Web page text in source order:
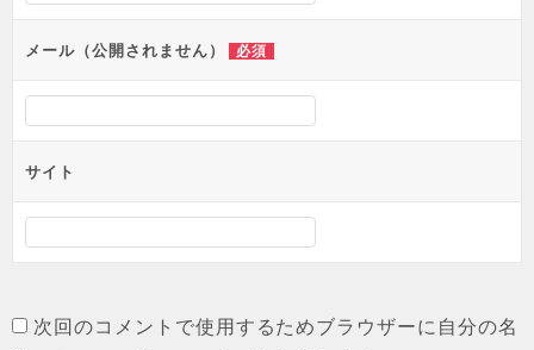
ンメール（公開されません） 必須
サイト
次回のコメントで使用するためブラウザーに自分の名